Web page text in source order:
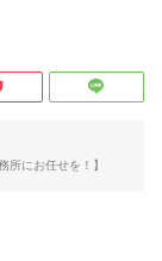
所にお任せを！】